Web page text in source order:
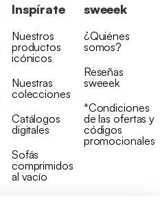
Inspírate
Nuestros
productos
icónicos
Nuestras
colecciones
Catálogos
digitales
Sofás
comprimidos
al vacío
sweeek
¿Quiénes
somos?
Reseñas
sweeek
*Condiciones
de las ofertas y
códigos
promocionales